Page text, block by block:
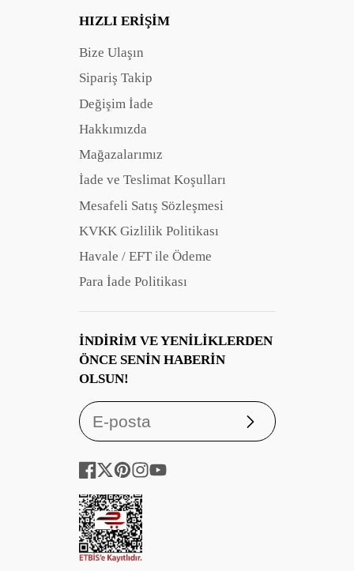
HIZLI ERIŞIM
Bize Ulaşın
Sipariş Takip
Değişim İade
Hakkımızda
Mağazalarımız
İade ve Teslimat Koşulları
Mesafeli Satış Sözleşmesi
KVKK Gizlilik Politikası
Havale / EFT ile Ödeme
Para İade Politikası
İNDIRIM VE YENILIKLERDEN
ÖNCE SENIN HABERIN
OLSUN!
Abone